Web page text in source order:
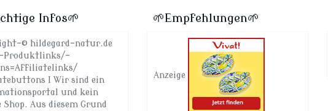
Infos🌱
© hildegard-natur.de
Produktlinks/-
I Wir sind ein
und kein
Shop. Aus diesem Grund
🌱Empfehlungen🌱
Anzeige